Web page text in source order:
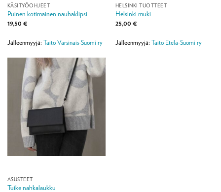
KÄSITYÖOHJEET
Puinen kotimainen nauhaklipsi
19,50 €
Jälleenmyyjä: Taito Varsinais-Suomi ry
HELSINKI TUOTTEET
Helsinki muki
25,00 €
Jälleenmyyjä: Taito Etela-Suomi ry
ASUSTEET
Tuike nahkalaukku